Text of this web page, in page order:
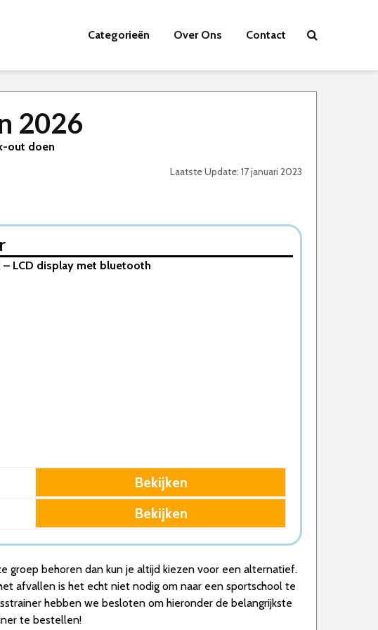
Categorieën Over Ons Contact
2026
out doen
Laatste Update: 17 januari 2023
– LCD display met bluetooth
Bekijken
Bekijken
groep behoren dan kun je altijd kiezen voor een alternatief.
afvallen is het echt niet nodig om naar een sportschool te
hebben we besloten om hieronder de belangrijkste
te bestellen!